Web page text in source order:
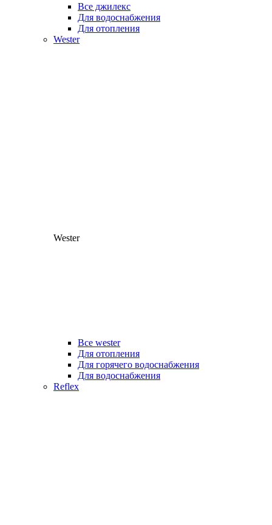
Все джилекс
Для водоснабжения
Для отопления
Wester
Wester
Все wester
Для отопления
Для горячего водоснабжения
Для водоснабжения
Reflex